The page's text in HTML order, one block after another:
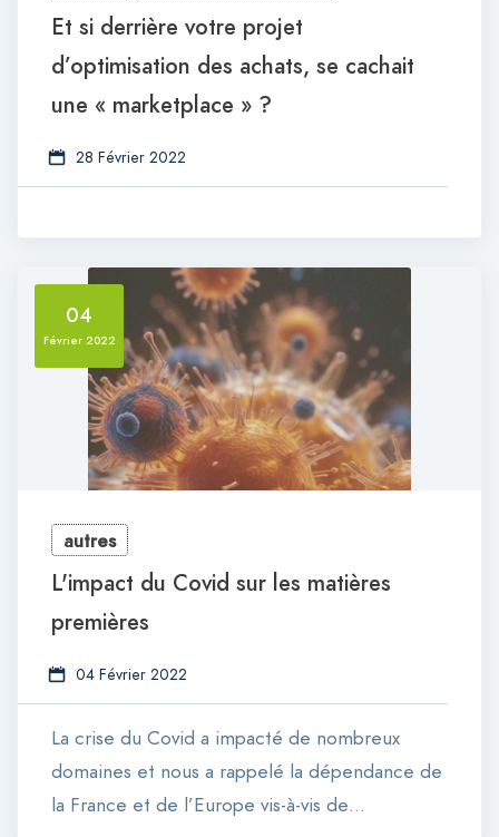
Et si derrière votre projet
d’optimisation des achats, se cachait
une « marketplace » ?
28 Février 2022
04
Février 2022
autres
L'impact du Covid sur les matières
premières
04 Février 2022
La crise du Covid a impacté de nombreux
domaines et nous a rappelé la dépendance de
la France et de l’Europe vis-à-vis de…